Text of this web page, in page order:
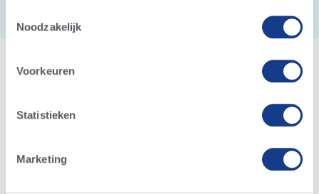
Noodzakelijk
Voorkeuren
Statistieken
Marketing
Wij bieden diverse opleidingen om uw